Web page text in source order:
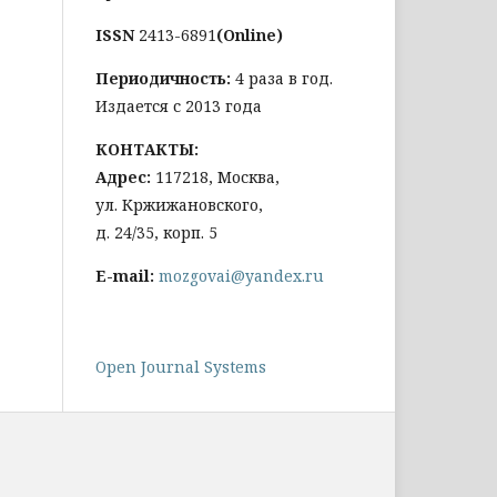
ISSN 2413-6891(Online)
Периодичность: 4 раза в год.
Издается с 2013 года
КОНТАКТЫ:
Адрес: 117218, Москва,
ул. Кржижановского,
д. 24/35, корп. 5
E-mail: mozgovai@yandex.ru
Open Journal Systems